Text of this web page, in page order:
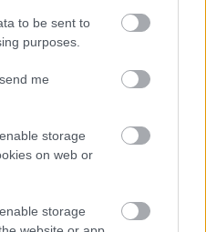
to be sent to
purposes.
me
storage
on web or
storage
annyiban, hogy
a poszt.